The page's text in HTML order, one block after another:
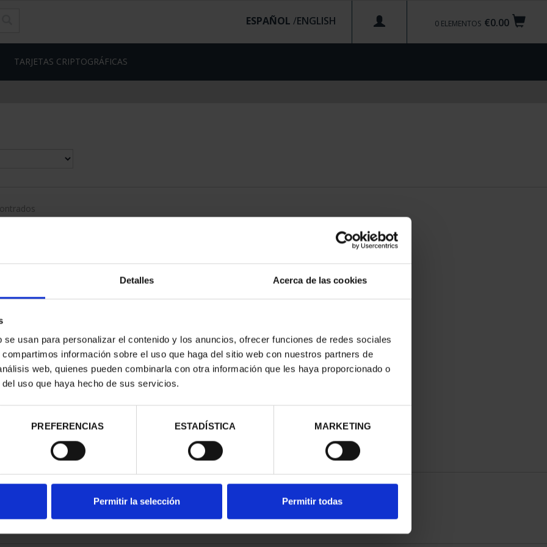
Detalles Acerca de las cookies
usan para personalizar el contenido y los anuncios, ofrecer funciones de redes sociales
información sobre el uso que haga del sitio web con nuestros partners de
web, quienes pueden combinarla con otra información que les haya proporcionado o
uso que haya hecho de sus servicios.
PREFERENCIAS ESTADÍSTICA MARKETING
Permitir la selección Permitir todas
€0.00
0 ELEMENTOS
ESPAÑOL /
TARJETAS CRIPTOGRÁFICAS
DE GOYA